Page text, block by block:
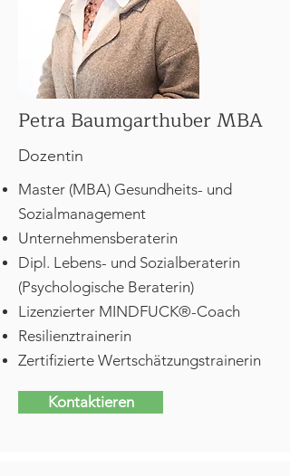
Petra Baumgarthuber MBA
Dozentin
Master (MBA) Gesundheits- und
Sozialmanagement
Unternehmensberaterin
Dipl. Lebens- und Sozialberaterin
(Psychologische Beraterin)
Lizenzierter MINDFUCK®-Coach
Resilienztrainerin
Zertifizierte Wertschätzungstrainerin
Kontaktieren